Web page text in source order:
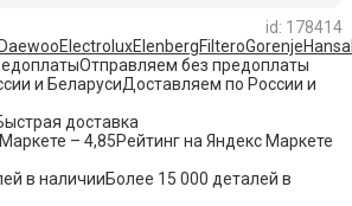
id: 178414
DaewooElectroluxElenbergFilteroGorenjeHansa
Отправляем без предоплаты
Доставляем по России и
доставка
Рейтинг на Яндекс Маркете
Более 15 000 деталей в